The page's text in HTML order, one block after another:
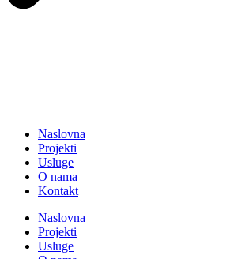
Naslovna
Projekti
Usluge
O nama
Kontakt
Naslovna
Projekti
Usluge